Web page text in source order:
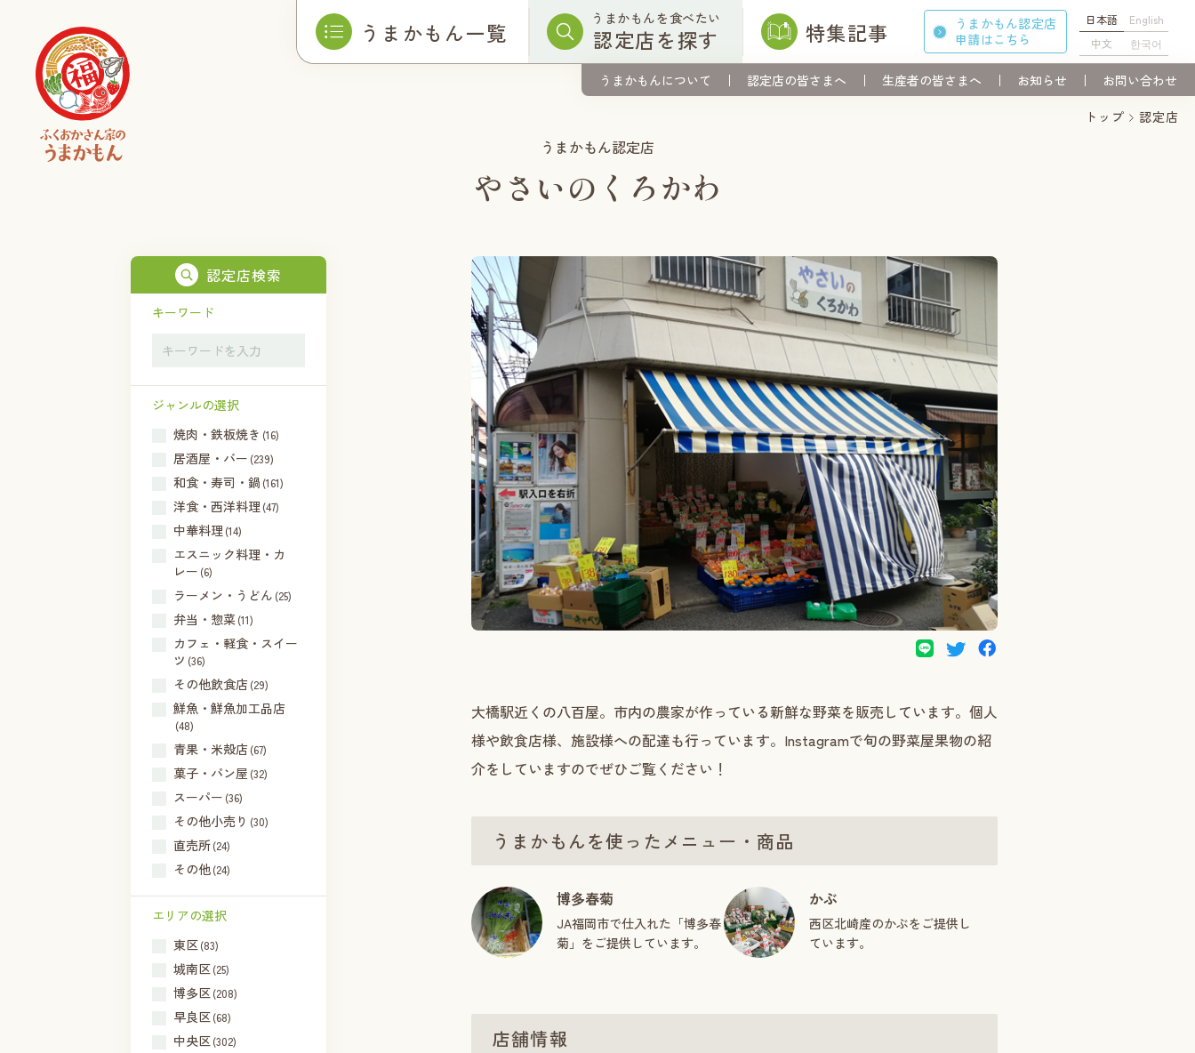
うまかもん一覧 うまかもんを食べたい
認定店を探す 特集記事
うまかもん認定店
申請はこちら
日本語
English
中文
한국어
うまかもんについて 認定店の皆さまへ 生産者の皆さまへ お知らせ お問い合わせ
トップ 認定店
うまかもん認定店
やさいのくろかわ
認定店検索
キーワード
ジャンルの選択
焼肉・鉄板焼き (16)
居酒屋・バー (239)
和食・寿司・鍋 (161)
洋食・西洋料理 (47)
中華料理 (14)
エスニック料理・カ
レー (6)
ラーメン・うどん (25)
弁当・惣菜(11)
カフェ・軽食・スイー
ツ (36)
その他飲食店(29)
鮮魚・鮮魚加工品店
(48)
青果・米殻店(67)
菓子・パン屋 (32)
スーパー (36)
その他小売り (30)
直売所(24)
その他(24)
エリアの選択
東区(83)
城南区(25)
博多区(208)
早良区(68)
中央区(302)
大橋駅近くの八百屋。市内の農家が作っている新鮮な野菜を販売しています。個人
様や飲食店様、施設様への配達も行っています。Instagramで旬の野菜屋果物の紹
介をしていますのでぜひご覧ください！
うまかもんを使ったメニュー・商品
博多春菊
JA福岡市で仕入れた「博多春
菊」をご提供しています。
かぶ
西区北崎産のかぶをご提供し
ています。
店舗情報